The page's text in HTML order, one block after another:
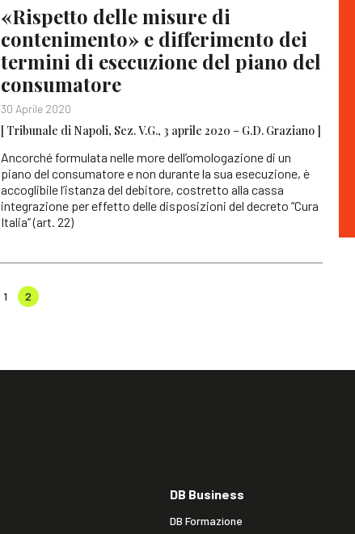
«Rispetto delle misure di
contenimento» e differimento dei
termini di esecuzione del piano del
consumatore
30 Aprile 2020
[ Tribunale di Napoli, Sez. V.G., 3 aprile 2020 – G.D. Graziano ]
Ancorché formulata nelle more dell’omologazione di un
piano del consumatore e non durante la sua esecuzione, è
accoglibile l’istanza del debitore, costretto alla cassa
integrazione per effetto delle disposizioni del decreto “Cura
Italia” (art. 22)
1 2
DB Business
DB Formazione